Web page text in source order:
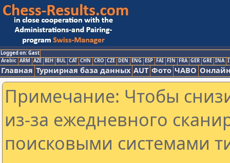
Logged on: Gast
Arabic ARM AZE BIH BUL CAT CHN CRO CZE DEN ENG ESP FAI FIN FRA GER GRE INA
Главная Турнирная база данных AUT Фото ЧАВО
Примечание: Чтобы
из-за ежедневного
поисковыми системами